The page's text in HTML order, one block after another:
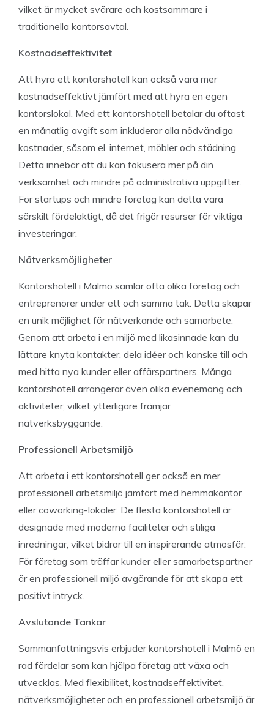
vilket är mycket svårare och kostsammare i
traditionella kontorsavtal.
Kostnadseffektivitet
Att hyra ett kontorshotell kan också vara mer
kostnadseffektivt jämfört med att hyra en egen
kontorslokal. Med ett kontorshotell betalar du oftast
en månatlig avgift som inkluderar alla nödvändiga
kostnader, såsom el, internet, möbler och städning.
Detta innebär att du kan fokusera mer på din
verksamhet och mindre på administrativa uppgifter.
För startups och mindre företag kan detta vara
särskilt fördelaktigt, då det frigör resurser för viktiga
investeringar.
Nätverksmöjligheter
Kontorshotell i Malmö samlar ofta olika företag och
entreprenörer under ett och samma tak. Detta skapar
en unik möjlighet för nätverkande och samarbete.
Genom att arbeta i en miljö med likasinnade kan du
lättare knyta kontakter, dela idéer och kanske till och
med hitta nya kunder eller affärspartners. Många
kontorshotell arrangerar även olika evenemang och
aktiviteter, vilket ytterligare främjar
nätverksbyggande.
Professionell Arbetsmiljö
Att arbeta i ett kontorshotell ger också en mer
professionell arbetsmiljö jämfört med hemmakontor
eller coworking-lokaler. De flesta kontorshotell är
designade med moderna faciliteter och stiliga
inredningar, vilket bidrar till en inspirerande atmosfär.
För företag som träffar kunder eller samarbetspartner
är en professionell miljö avgörande för att skapa ett
positivt intryck.
Avslutande Tankar
Sammanfattningsvis erbjuder kontorshotell i Malmö en
rad fördelar som kan hjälpa företag att växa och
utvecklas. Med flexibilitet, kostnadseffektivitet,
nätverksmöjligheter och en professionell arbetsmiljö är